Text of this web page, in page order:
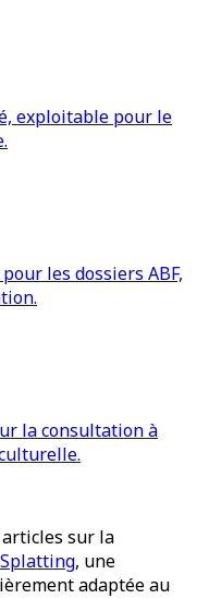
exploitable pour le
les dossiers ABF,
la consultation à
sur la
, une
adaptée au